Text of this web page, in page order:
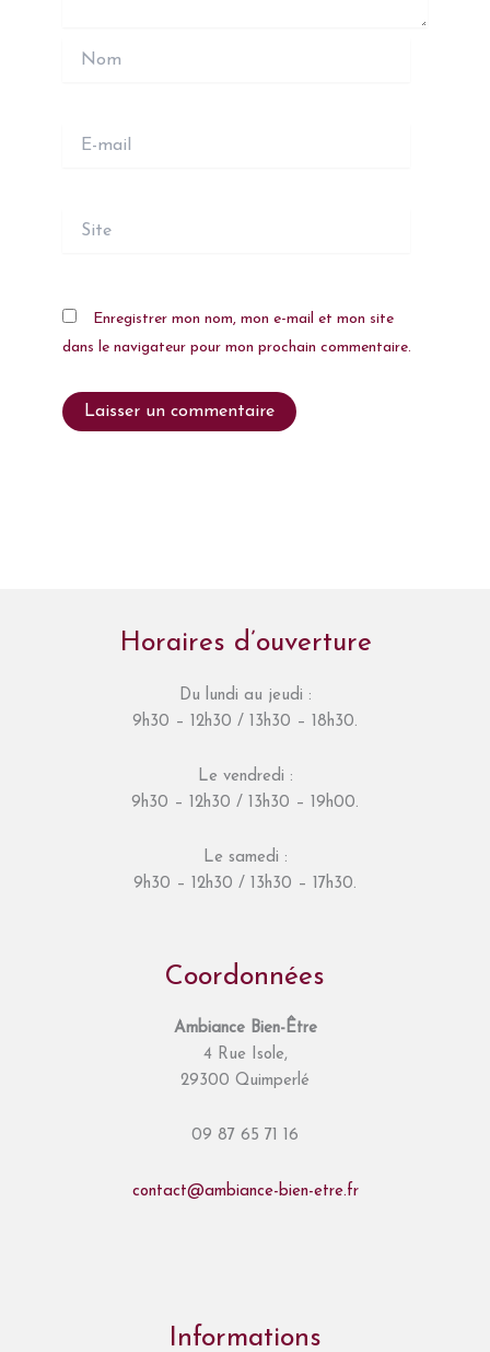
Nom
mail
Site
Enregistrer mon nom, mon e-mail et mon site
dans le navigateur pour mon prochain commentaire.
Horaires d’ouverture
Du lundi au jeudi :
9h30 – 12h30 / 13h30 – 18h30.
Le vendredi :
9h30 – 12h30 / 13h30 – 19h00.
Le samedi :
9h30 – 12h30 / 13h30 – 17h30.
Coordonnées
Ambiance Bien-Être
4 Rue Isole,
29300 Quimperlé
09 87 65 71 16
contact@ambiance-bien-etre.fr
Informations